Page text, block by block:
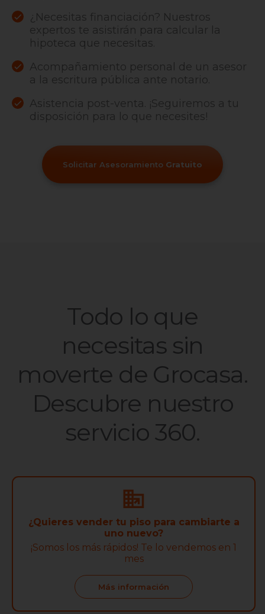
¿Necesitas financiación? Nuestros
expertos te asistirán para calcular la
hipoteca que necesitas.
Acompañamiento personal de un asesor
a la escritura pública ante notario.
Asistencia post-venta. ¡Seguiremos a tu
disposición para lo que necesites!
Solicitar Asesoramiento Gratuito
Todo lo que
necesitas sin
moverte de Grocasa.
Descubre nuestro
servicio 360.
¿Quieres vender tu piso para cambiarte a
uno nuevo?
¡Somos los más rápidos! Te lo vendemos en 1
mes
Más información